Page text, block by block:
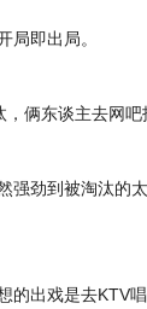
局即出局。
俩东谈主去网吧
强劲到被淘汰的
的出戏是去KTV唱